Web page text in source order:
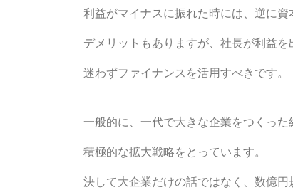
利益がマイナスに振れた時には、逆に
デメリットもありますが、社長が利益を
迷わずファイナンスを活用すべきです。
一般的に、一代で大きな企業をつくっ
積極的な拡大戦略をとっています。
決して大企業だけの話ではなく、数億円